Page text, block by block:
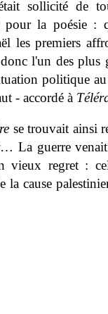
sollicité de
pour la poésie :
les premiers
l'un des
politique
- accordé à
se trouvait ainsi
La guerre
vieux regret :
la cause